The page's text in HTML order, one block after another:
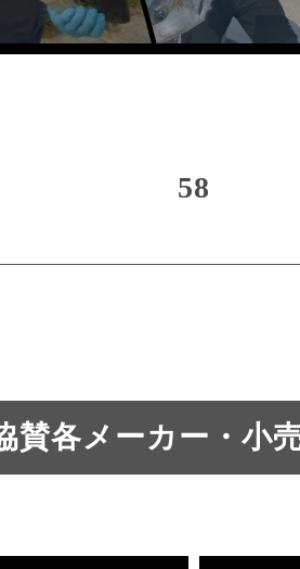
58
賛各メーカー・小